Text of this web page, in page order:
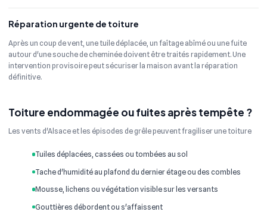
Réparation urgente de toiture
Après un coup de vent, une tuile déplacée, un faîtage abîmé ou une fuite
autour d'une souche de cheminée doivent être traités rapidement. Une
intervention provisoire peut sécuriser la maison avant la réparation
définitive.
Toiture endommagée ou fuites après tempête ?
Les vents d'Alsace et les épisodes de grêle peuvent fragiliser une toiture
Tuiles déplacées, cassées ou tombées au sol
Tache d'humidité au plafond du dernier étage ou des combles
Mousse, lichens ou végétation visible sur les versants
Gouttières débordent ou s'affaissent